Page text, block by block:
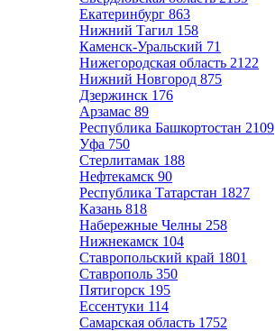
Екатеринбург 863
Нижний Тагил 158
Каменск-Уральский 71
Нижегородская область 2122
Нижний Новгород 875
Дзержинск 176
Арзамас 89
Республика Башкортостан 2109
Уфа 750
Стерлитамак 188
Нефтекамск 90
Республика Татарстан 1827
Казань 818
Набережные Челны 258
Нижнекамск 104
Ставропольский край 1801
Ставрополь 350
Пятигорск 195
Ессентуки 114
Самарская область 1752